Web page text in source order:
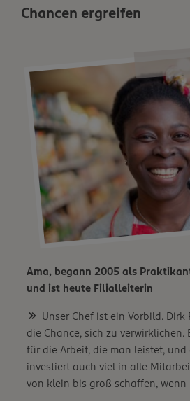
Chancen ergreifen
Ama, begann 2005 als
und ist heute Filialleiterin
Unser Chef ist ein Vorbild.
die Chance, sich zu verwirklichen.
für die Arbeit, die man leistet,
investiert auch viel in alle
von klein bis groß schaffen, wenn